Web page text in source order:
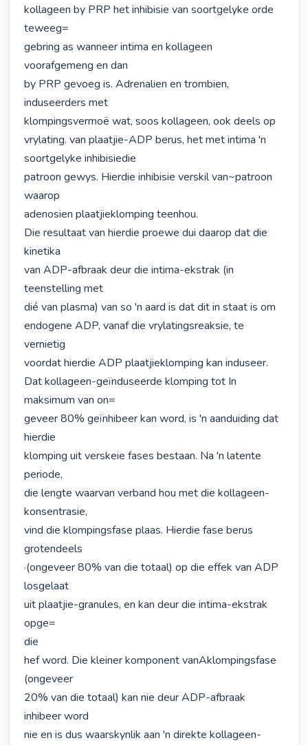
kollageen by PRP het inhibisie van soortgelyke orde
teweeg=
gebring as wanneer intima en kollageen
voorafgemeng en dan
by PRP gevoeg is. Adrenalien en trombien,
induseerders met
klompingsvermoë wat, soos kollageen, ook deels op
vrylating. van plaatjie-ADP berus, het met intima 'n
soortgelyke inhibisiedie
patroon gewys. Hierdie inhibisie verskil van~patroon
waarop
adenosien plaatjieklomping teenhou.
Die resultaat van hierdie proewe dui daarop dat die
kinetika
van ADP-afbraak deur die intima-ekstrak (in
teenstelling met
dié van plasma) van so 'n aard is dat dit in staat is om
endogene ADP, vanaf die vrylatingsreaksie, te
vernietig
voordat hierdie ADP plaatjieklomping kan induseer.
Dat kollageen-geïnduseerde klomping tot In
maksimum van on=
geveer 80% geïnhibeer kan word, is 'n aanduiding dat
hierdie
klomping uit verskeie fases bestaan. Na 'n latente
periode,
die lengte waarvan verband hou met die kollageen-
konsentrasie,
vind die klompingsfase plaas. Hierdie fase berus
grotendeels
·(ongeveer 80% van die totaal) op die effek van ADP
losgelaat
uit plaatjie-granules, en kan deur die intima-ekstrak
opge=
die
hef word. Die kleiner komponent vanAklompingsfase
(ongeveer
20% van die totaal) kan nie deur ADP-afbraak
inhibeer word
nie en is dus waarskynlik aan 'n direkte kollageen-